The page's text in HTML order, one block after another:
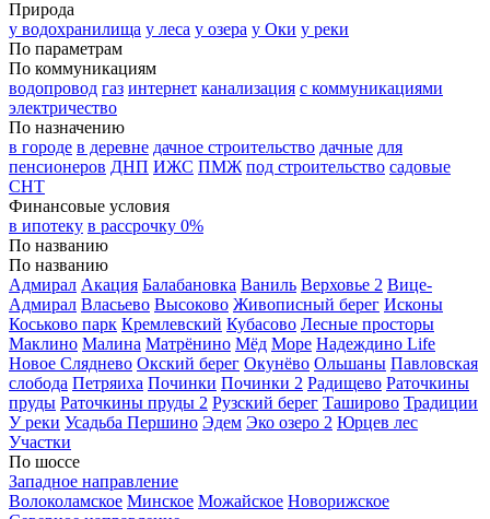
Природа
у водохранилища у леса у озера у Оки у реки
По параметрам
По коммуникациям
водопровод газ интернет канализация с коммуникациями
электричество
По назначению
в городе в деревне дачное строительство дачные для
пенсионеров ДНП ИЖС ПМЖ под строительство садовые
СНТ
Финансовые условия
в ипотеку в рассрочку 0%
По названию
По названию
Адмирал Акация Балабановка Ваниль Верховье 2 Вице-
Адмирал Власьево Высоково Живописный берег Исконы
Коськово парк Кремлевский Кубасово Лесные просторы
Маклино Малина Матрёнино Мёд Море Надеждино Life
Новое Сляднево Окский берег Окунёво Ольшаны Павловская
слобода Петряиха Починки Починки 2 Радищево Раточкины
пруды Раточкины пруды 2 Рузский берег Таширово Традиции
У реки Усадьба Першино Эдем Эко озеро 2 Юрцев лес
Участки
По шоссе
Западное направление
Волоколамское Минское Можайское Новорижское